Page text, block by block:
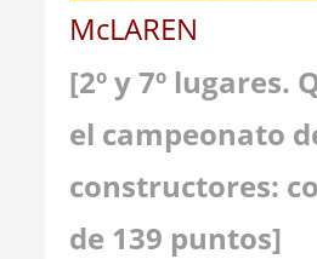
McLAREN
[2º y7º lugares.
el campeonato
constructores:
de 139 puntos]